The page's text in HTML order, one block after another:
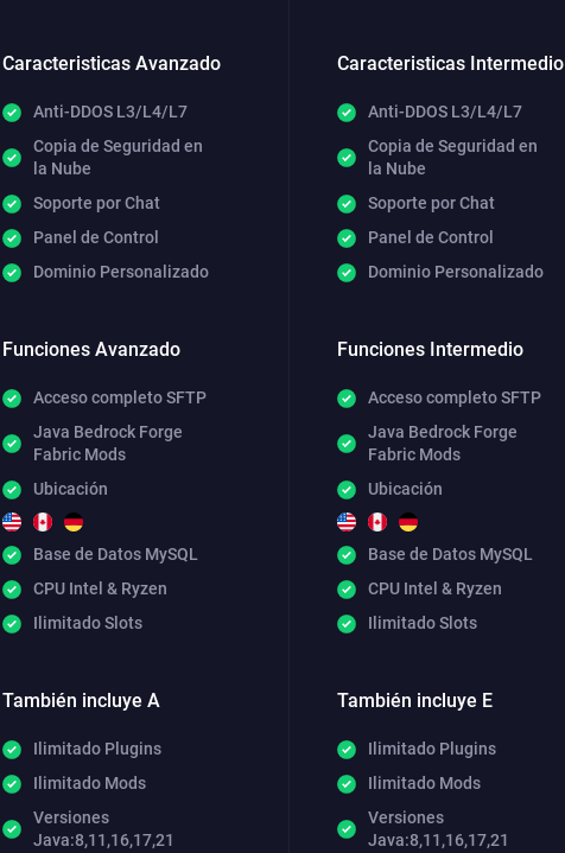
Caracteristicas Avanzado
Anti-DDOS L3/L4/L7
Copia de Seguridad en
la Nube
Soporte por Chat
Panel de Control
Dominio Personalizado
Funciones Avanzado
Acceso completo SFTP
Java Bedrock Forge
Fabric Mods
Ubicación
Base de Datos MySQL
CPU Intel & Ryzen
Ilimitado Slots
También incluye A
Ilimitado Plugins
Ilimitado Mods
Versiones
Java:8,11,16,17,21
Caracteristicas Intermedio
Anti-DDOS L3/L4/L7
Copia de Seguridad en
la Nube
Soporte por Chat
Panel de Control
Dominio Personalizado
Funciones Intermedio
Acceso completo SFTP
Java Bedrock Forge
Fabric Mods
Ubicación
Base de Datos MySQL
CPU Intel & Ryzen
Ilimitado Slots
También incluye E
Ilimitado Plugins
Ilimitado Mods
Versiones
Java:8,11,16,17,21